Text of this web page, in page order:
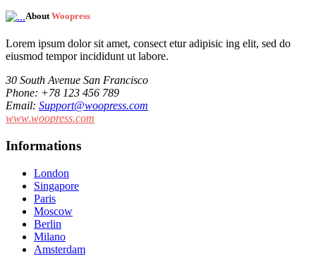
About Woopress
Lorem ipsum dolor sit amet, consect etur adipisic ing elit, sed do
eiusmod tempor incididunt ut labore.
30 South Avenue San Francisco
Phone: +78 123 456 789
Email: Support@woopress.com
www.woopress.com
Informations
London
Singapore
Paris
Moscow
Berlin
Milano
Amsterdam